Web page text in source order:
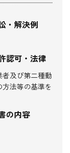
・解決例
認可・法律
及び第二種動
法等の基準を
の内容